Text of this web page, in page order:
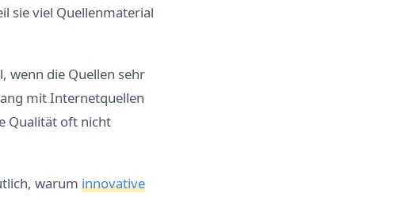
sie viel Quellenmaterial
wenn die Quellen sehr
mit Internetquellen
Qualität oft nicht
warum innovative